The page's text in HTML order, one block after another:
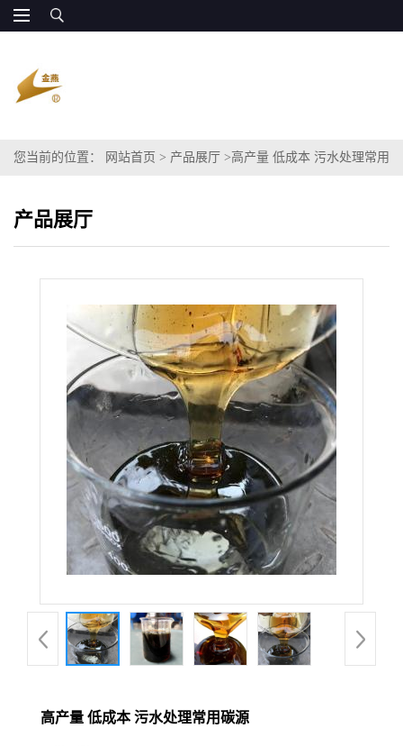
您当前的位置： 网站首页 > 产品展厅 >高产量 低成本 污水处理常用
产品展厅
高产量 低成本 污水处理常用碳源